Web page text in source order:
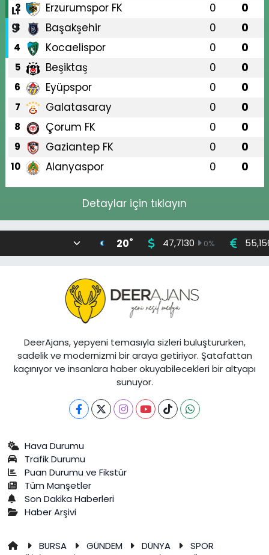
2 Erzurumspor FK 0 0
3 Başakşehir 0 0
4 Kocaelispor 0 0
5 Beşiktaş 0 0
6 Eyüpspor 0 0
7 Galatasaray 0 0
8 Çorum FK 0 0
9 Gaziantep FK 0 0
10 Alanyaspor 0 0
Detaylar için tıklayın
20° 47,7130 0%
DeerAjans, yepyeni temasıyla sizleri buluştururken,
sadelik ve modernizmi bir araya getiriyor. Şatafattan
kaçınıyor ve insanlara haber okuyabilecekleri bir altyapı
sunuyor.
Hava Durumu
Trafik Durumu
Puan Durumu ve Fikstür
Tüm Manşetler
Son Dakika Haberleri
Haber Arşivi
BURSA GÜNDEM DÜNYA
SPOR